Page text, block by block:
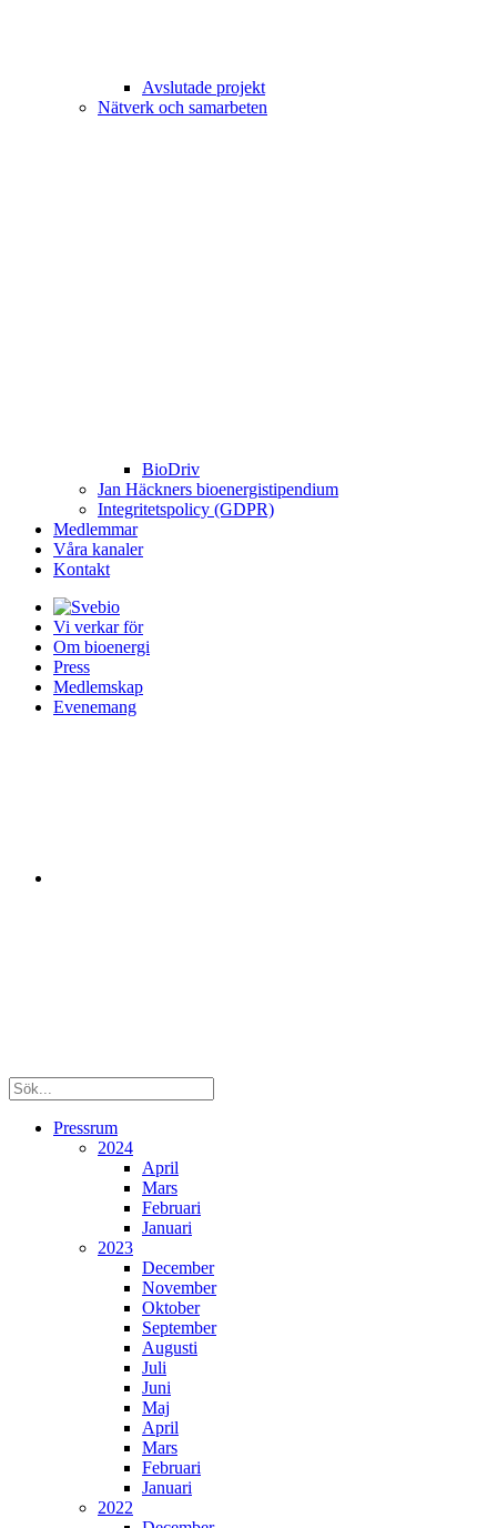
Avslutade projekt
Nätverk och samarbeten
BioDriv
Jan Häckners bioenergistipendium
Integritetspolicy (GDPR)
Medlemmar
Våra kanaler
Kontakt
Vi verkar för
Om bioenergi
Press
Medlemskap
Evenemang
Pressrum
2024
April
Mars
Februari
Januari
2023
December
November
Oktober
September
Augusti
Juli
Juni
Maj
April
Mars
Februari
Januari
2022